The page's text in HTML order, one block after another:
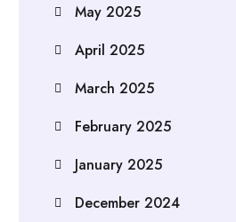
May 2025
April 2025
March 2025
February 2025
January 2025
December 2024